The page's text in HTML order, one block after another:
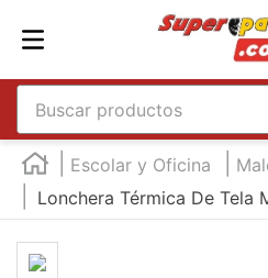
Buscar productos
Escolar y Oficina
Lonchera Térmica De Tela
TÉRMINOS MÁS BUSCADOS
1
england
3